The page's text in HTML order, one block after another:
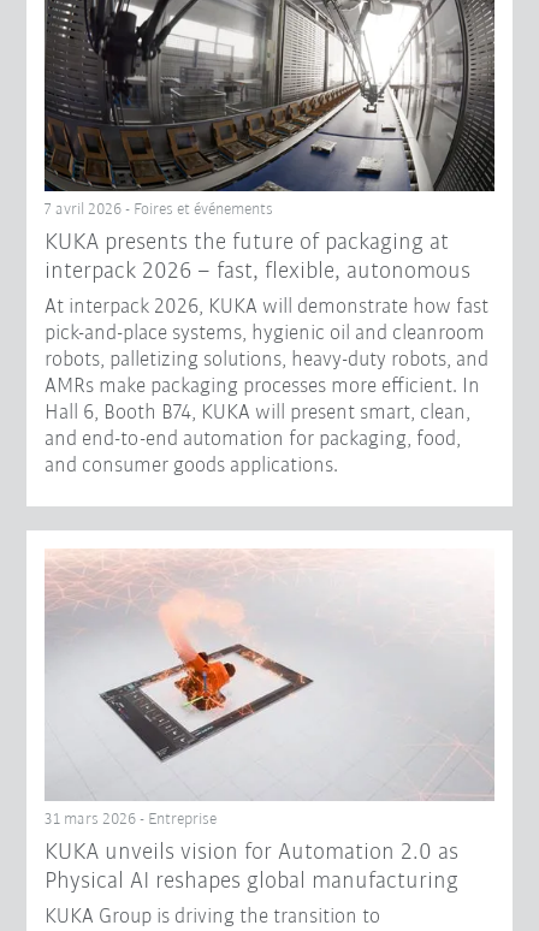
7 avril 2026 - Foires et événements
KUKA presents the future of packaging at
interpack 2026 – fast, flexible, autonomous
At interpack 2026, KUKA will demonstrate how fast
pick-and-place systems, hygienic oil and cleanroom
robots, palletizing solutions, heavy-duty robots, and
AMRs make packaging processes more efficient. In
Hall 6, Booth B74, KUKA will present smart, clean,
and end-to-end automation for packaging, food,
and consumer goods applications.
31 mars 2026 - Entreprise
​KUKA unveils vision for Automation 2.0 as
Physical AI reshapes global manufacturing​
KUKA Group is driving the transition to